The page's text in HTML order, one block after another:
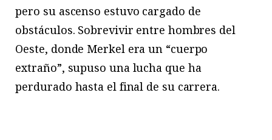
pero su ascenso estuvo cargado de
obstáculos. Sobrevivir entre hombres del
Oeste, donde Merkel era un “cuerpo
extraño”, supuso una lucha que ha
perdurado hasta el final de su carrera.